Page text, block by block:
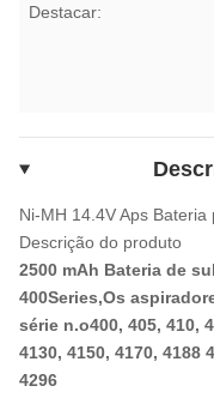
Destacar:
Ni-MH 14.4V Aps
Descrição do produto
2500 mAh Bateria de
400Series,Os
série n.o400, 405, 410,
4130, 4150, 4170, 4188
4296